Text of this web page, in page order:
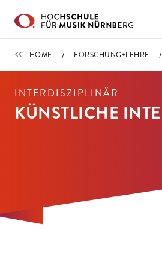
FORSCHUNG+LEHRE
HOME FORSCHUNG+LEHRE
INTERDISZIPLINÄR
KÜNSTLICHE